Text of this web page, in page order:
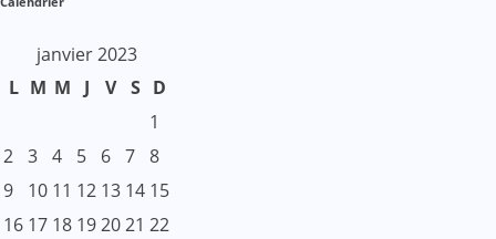
janvier 2023
L M M J V S D
1
2 3 4 5 6 7 8
9
10 11 12 13 14 15
16 17 18 192021 22